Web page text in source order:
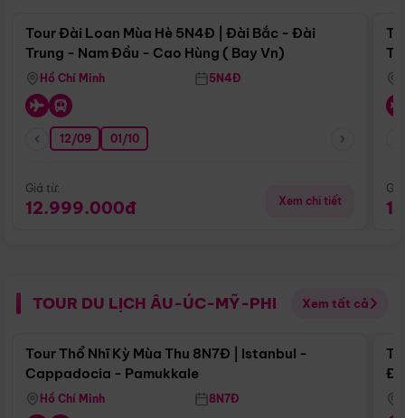
Tour Đài Loan Mùa Hè 5N4Đ | Đài Bắc - Đài
Trung - Nam Đầu - Cao Hùng ( Bay Vn)
Hồ Chí Minh 5N4Đ
12/09 01/10
Giá từ:
12.999.000đ Xem chi tiết
TOUR DU LỊCH ÂU-ÚC-MỸ-PHI Xem tất cả
Điểm nổi bật
Tour Thổ Nhĩ Kỳ Mùa Thu 8N7Đ | Istanbul -
Cappadocia - Pamukkale
Hồ Chí Minh 8N7Đ